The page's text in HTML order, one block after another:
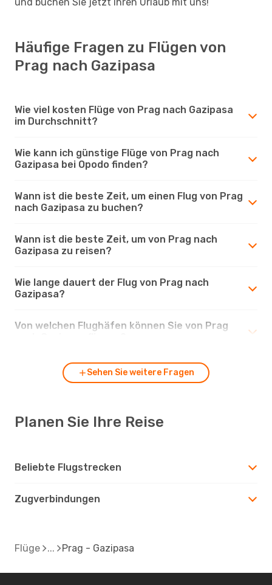
Häufige Fragen zu Flügen von
Prag nach Gazipasa
Wie viel kosten Flüge von Prag nach Gazipasa
im Durchschnitt?
Wie kann ich günstige Flüge von Prag nach
Gazipasa bei Opodo finden?
Wann ist die beste Zeit, um einen Flug von Prag
nach Gazipasa zu buchen?
Wann ist die beste Zeit, um von Prag nach
Gazipasa zu reisen?
Wie lange dauert der Flug von Prag nach
Gazipasa?
Von welchen Flughäfen können Sie von Prag
Sehen Sie weitere Fragen
Planen Sie Ihre Reise
Beliebte Flugstrecken
Zugverbindungen
Flüge Prag - Gazipasa